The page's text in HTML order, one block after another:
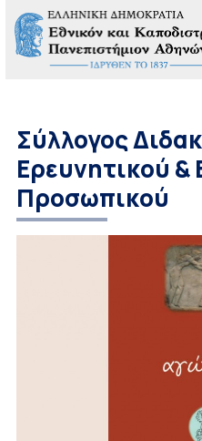
Σύλλογος
Ερευνητικού &
Προσωπικού